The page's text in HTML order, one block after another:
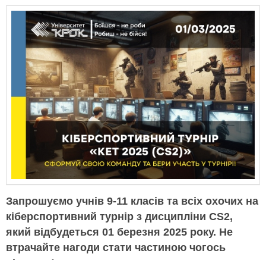
Запрошуємо учнів 9-11 класів та всіх охочих на
кіберспортивний турнір з дисципліни CS2,
який відбудеться 01 березня 2025 року. Не
втрачайте нагоди стати частиною чогось